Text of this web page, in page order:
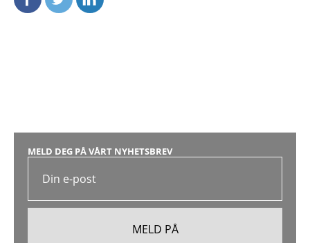
MELD DEG PÅ VÅRT NYHETSBREV